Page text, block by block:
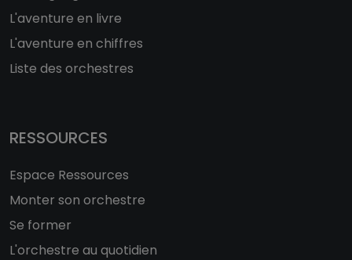
L'aventure en livre
L'aventure en chiffres
Liste des orchestres
RESSOURCES
Espace Ressources
Monter son orchestre
Se former
L'orchestre au quotidien